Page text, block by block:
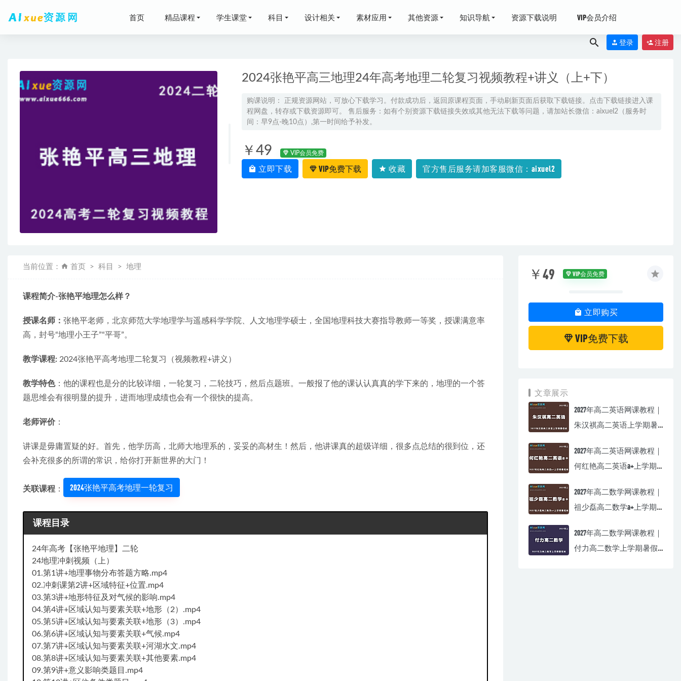
首页 精品课程 学生课堂 科目 设计相关 素材应用 其他资源 知识导航 资源下载说明 VIP会员介绍
登录 注册
2024张艳平高三地理24年高考地理二轮复习视频教程+讲义（上+下）
购课说明： 正规资源网站，可放心下载学习。付款成功后，返回原课程页面，手动刷新页面后获取下载链接。点击下载链接进入课
程网盘，转存或下载资源即可。 售后服务：如有个别资源下载链接失效或其他无法下载等问题，请加站长微信：aixuel2（服务时
间：早9点-晚10点）,第一时间给予补发。
￥49 VIP会员免费
立即下载 VIP免费下载 收藏 官方售后服务请加客服微信：aixuel2
当前位置： 首页 科目 地理
课程简介-张艳平地理怎么样？
授课名师： 张艳平老师，北京师范大学地理学与遥感科学学院、人文地理学硕士，全国地理科技大赛指导教师一等奖，授课满意率
高，封号“地理小王子”“平哥”。
教学课程: 2024张艳平高考地理二轮复习（视频教程+讲义）
教学特色：他的课程也是分的比较详细，一轮复习，二轮技巧，然后点题班。一般报了他的课认认真真的学下来的，地理的一个答
题思维会有很明显的提升，进而地理成绩也会有一个很快的提高。
老师评价：
讲课是毋庸置疑的好。首先，他学历高，北师大地理系的，妥妥的高材生！然后，他讲课真的超级详细，很多点总结的很到位，还
会补充很多的所谓的常识，给你打开新世界的大门！
关联课程 ： 2024张艳平高考地理一轮复习
课程目录
24年高考【张艳平地理】二轮
24地理冲刺视频（上）
01.第1讲+地理事物分布答题方略.mp4
02.冲刺课第2讲+区域特征+位置.mp4
03.第3讲+地形特征及对气候的影响.mp4
04.第4讲+区域认知与要素关联+地形（2）.mp4
05.第5讲+区域认知与要素关联+地形（3）.mp4
06.第6讲+区域认知与要素关联+气候.mp4
07.第7讲+区域认知与要素关联+河湖水文.mp4
08.第8讲+区域认知与要素关联+其他要素.mp4
09.第9讲+意义影响类题目.mp4
￥49 VIP会员免费
立即购买
VIP免费下载
文章展示
2027年高二英语网课教程｜
朱汉祺高二英语上学期暑
2027年高二英语网课教程｜
何红艳高二英语a+上学期
2027年高二数学网课教程｜
祖少磊高二数学a+上学期
2027年高二数学网课教程｜
付力高二数学上学期暑假
2026年姜博扬高一语文上学期暑秋班 2025-12-07
2024高考押题《赢在高考·黄金预测卷》九科全各八套（通用版）
高中物理网课2022夏梦迪高三物理视频教程+讲义寒假班 2022-12-16
高中英语教程钟平英语培训合集，33.79G百度网盘资源打包下载 2021-09-16